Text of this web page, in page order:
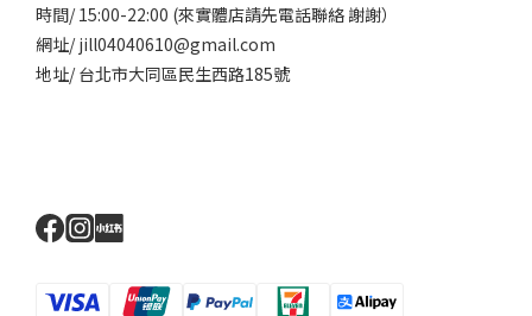
時間/ 15:00-22:00 (來實體店請先電話聯絡 謝謝）
網址/ jill04040610@gmail.com
地址/ 台北市大同區民生西路185號